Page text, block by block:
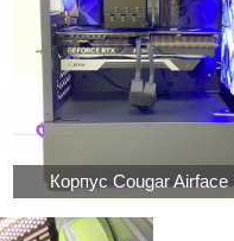
Корпус Cougar Airface